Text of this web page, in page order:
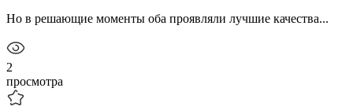
Но в решающие моменты оба проявляли лучшие качества...
2
просмотра